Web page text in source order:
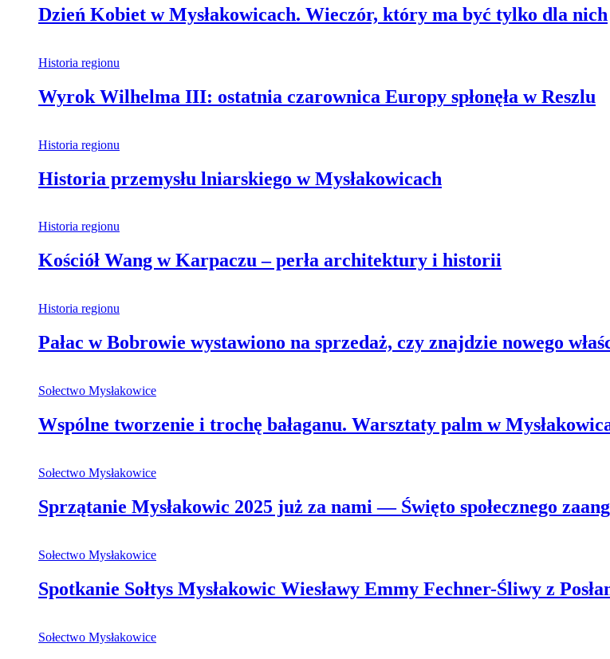
Dzień Kobiet w Mysłakowicach. Wieczór, który ma być tylko dla nich
Historia regionu
Wyrok Wilhelma III: ostatnia czarownica Europy spłonęła w Reszlu
Historia regionu
Historia przemysłu lniarskiego w Mysłakowicach
Historia regionu
Kościół Wang w Karpaczu – perła architektury i historii
Historia regionu
Pałac w Bobrowie wystawiono na sprzedaż, czy znajdzie nowego
Sołectwo Mysłakowice
Wspólne tworzenie i trochę bałaganu. Warsztaty palm w
Sołectwo Mysłakowice
Sprzątanie Mysłakowic 2025 już za nami — Święto społecznego
Sołectwo Mysłakowice
Spotkanie Sołtys Mysłakowic Wiesławy Emmy Fechner-Śliwy z
Sołectwo Mysłakowice